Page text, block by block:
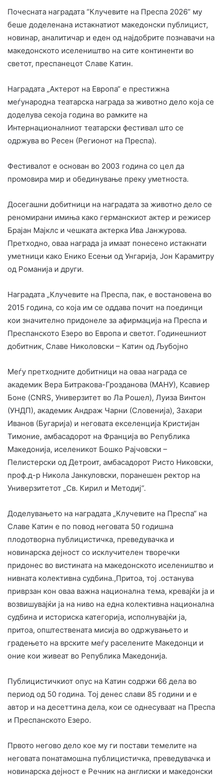
Почесната наградата “Клучевите на Преспа 2026” му
беше доделенана истакнатиот македонски публицист,
новинар, аналитичар и еден од најдобрите познавачи на
македонското иселеништво на сите континенти во
светот, преспанецот Славе Катин.
Наградата „Актерот на Европа“ е престижна
меѓународна театарска награда за животно дело која се
доделува секоја година во рамките на
Интернационалниот театарски фестивал што се
одржува во Ресен (Регионот на Преспа).
Фестивалот е основан во 2003 година со цел да
промовира мир и обединување преку уметноста.
Досегашни добитници на наградата за животно дело се
реномирани имиња како германскиот актер и режисер
Брајан Мајклс и чешката актерка Ива Јанжурова.
Претходно, оваа награда ја имаат понесено истакнати
уметници како Енико Есењи од Унгарија, Јон Карамитру
од Романија и други.
Наградата „Клучевите на Преспа, пак, е востановена во
2015 година, со која им се оддава почит на поединци
кои значително придонеле за афирмација на Преспа и
Преспанското Езеро во Европа и светот. Годинешниот
добитник, Славе Николовски – Катин од Љубојно
Меѓу претходните добитници на оваа награда се
академик Вера Битракова-Грозданова (МАНУ), Ксавиер
Боне (CNRS, Универзитет во Ла Рошел), Луиза Винтон
(УНДП), академик Андраж Чарни (Словенија), Захари
Иванов (Бугарија) и неговата екселенција Кристијан
Тимоние, амбасадорот на Франција во Република
Македонија, иселеникот Бошко Рајчовски –
Пелистерски од Детроит, амбасадорот Ристо Никовски,
проф.д-р Никола Јанкуловски, поранешен ректор на
Универзитетот „Св. Кирил и Методиј“.
Доделувањето на наградата „Клучевите на Преспа“ на
Славе Катин е по повод неговата 50 годишна
плодотворна публицистичка, преведувачка и
новинарска дејност со исклучителен творечки
придонес во вистината на македонското иселеништво и
нивната колективна судбина.,Притоа, тој .останува
приврзан кон оваа важна национална тема, кревајќи ја и
возвишувајќи ја на ниво на една колективна национална
судбина и историска категорија, исполнувајќи ја,
притоа, општествената мисија во одржувањето и
градењето на врските меѓу раселените Македонци и
оние кои живеат во Република Македонија.
Публицистичкиот опус на Катин содржи 66 дела во
период од 50 година. Тој денес слави 85 години и е
автор и на десеттина дела, кои се однесуваат на Преспа
и Преспанското Езеро.
Првото негово дело кое му ги постави темелите на
неговата понатамошна публицистичка, преведувачка и
новинарска дејност е Речник на англиски и македонски